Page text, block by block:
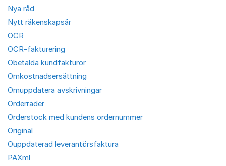
Nya råd
Nytt räkenskapsår
OCR
OCR-fakturering
Obetalda kundfakturor
Omkostnadsersättning
Omuppdatera avskrivningar
Orderrader
Orderstock med kundens ordernummer
Original
Ouppdaterad leverantörsfaktura
PAXml